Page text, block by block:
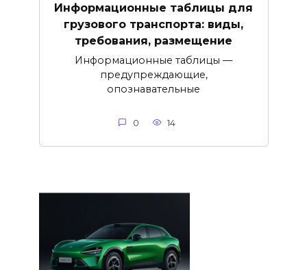
Информационные таблицы для
грузового транспорта: виды,
требования, размещение
Информационные таблицы —
предупреждающие,
опознавательные
0 14